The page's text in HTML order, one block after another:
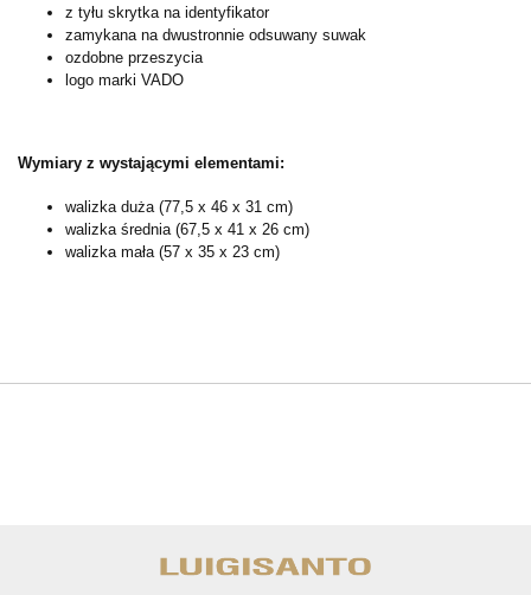
z tyłu skrytka na identyfikator
zamykana na dwustronnie odsuwany suwak
ozdobne przeszycia
logo marki VADO
Wymiary z wystającymi elementami:
walizka duża (77,5 x 46 x 31 cm)
walizka średnia (67,5 x 41 x 26 cm)
walizka mała (57 x 35 x 23 cm)